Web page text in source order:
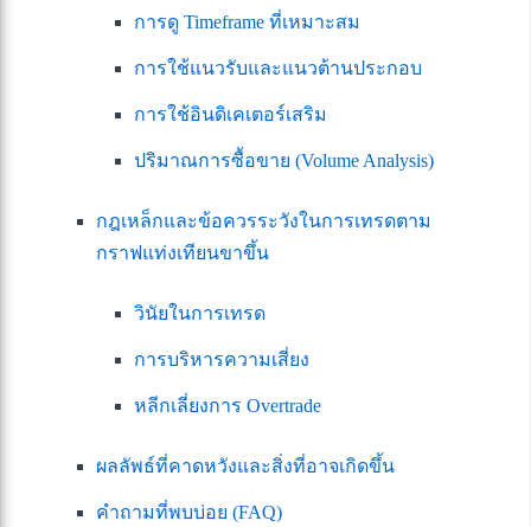
การดู Timeframe ที่เหมาะสม
การใช้แนวรับและแนวต้านประกอบ
การใช้อินดิเคเตอร์เสริม
ปริมาณการซื้อขาย (Volume Analysis)
กฎเหล็กและข้อควรระวังในการเทรดตาม
กราฟแท่งเทียนขาขึ้น
วินัยในการเทรด
การบริหารความเสี่ยง
หลีกเลี่ยงการ Overtrade
ผลลัพธ์ที่คาดหวังและสิ่งที่อาจเกิดขึ้น
คำถามที่พบบ่อย (FAQ)